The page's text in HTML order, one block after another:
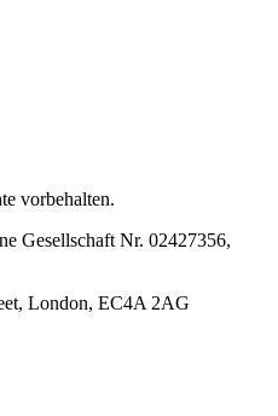
vorbehalten.
Gesellschaft Nr. 02427356,
London, EC4A 2AG